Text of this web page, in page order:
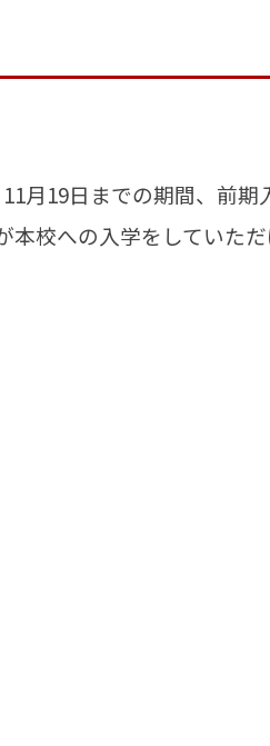
月19日までの期間、前期
校への入学をしていた